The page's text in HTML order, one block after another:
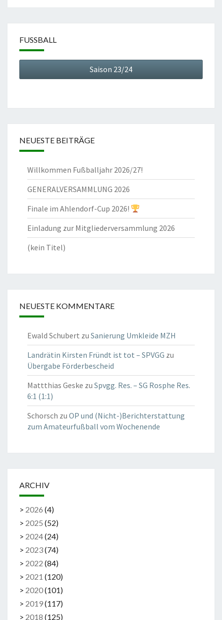
FUSSBALL
Saison 23/24
NEUESTE BEITRÄGE
Willkommen Fußballjahr 2026/27!
GENERALVERSAMMLUNG 2026
Finale im Ahlendorf-Cup 2026!
Einladung zur Mitgliederversammlung 2026
(kein Titel)
NEUESTE KOMMENTARE
Ewald Schubert zu Sanierung Umkleide MZH
Landrätin Kirsten Fründt ist tot – SPVGG zu
Übergabe Förderbescheid
Mattthias Geske zu Spvgg. Res. – SG Rosphe Res.
6:1 (1:1)
Schorsch zu OP und (Nicht-)Berichterstattung
zum Amateurfußball vom Wochenende
ARCHIV
> 2026 (4)
> 2025 (52)
> 2024(24)
> 2023(74)
> 2022 (84)
> 2021 (120)
> 2020(101)
> 2019(117)
> 2018 (125)